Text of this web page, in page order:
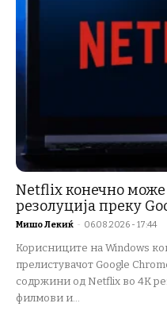
Netflix конечно може
резолуција преку
Мишо Лекиќ - 06.08.2026 - 17:44
Корисниците на Windows
прелистувачот Google
содржини од Netflix во 4K
филмови и...